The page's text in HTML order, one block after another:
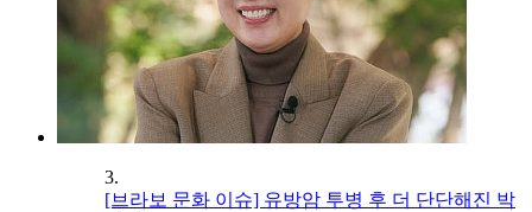
3.
[브라보 문화 이슈] 유방암 투병 후 더 단단해진 박